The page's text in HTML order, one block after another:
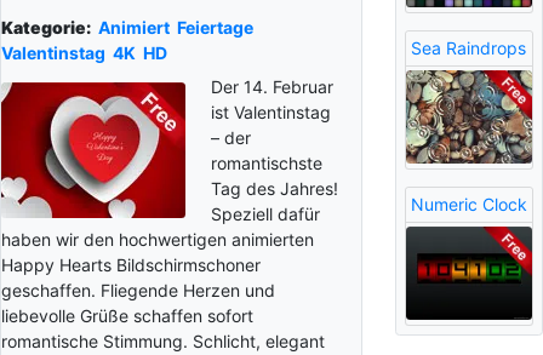
Kategorie: Animiert Feiertage
Valentinstag 4K HD
Der 14. Februar
ist Valentinstag
– der
romantischste
Tag des Jahres!
Speziell dafür
haben wir den hochwertigen animierten
Happy Hearts Bildschirmschoner
geschaffen. Fliegende Herzen und
liebevolle Grüße schaffen sofort
romantische Stimmung. Schlicht, elegant
Sea Raindrops
Numeric Clock